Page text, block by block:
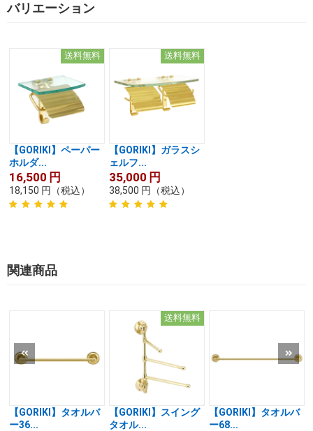
バリエーション
送料無料
【GORIKI】ペーパー
ホルダ...
16,500 円
18,150 円 （税込）
送料無料
【GORIKI】ガラスシ
ェルフ...
35,000 円
38,500 円 （税込）
関連商品
【GORIKI】タオルバ
ー36...
送料無料
【GORIKI】スイング
タオル...
【GORIKI】タオルバ
ー68...